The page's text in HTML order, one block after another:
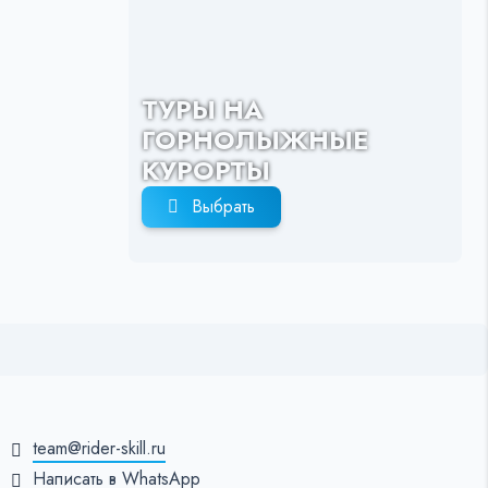
ТУРЫ НА
ГОРНОЛЫЖНЫЕ
КУРОРТЫ
Выбрать
team@rider-skill.ru
Написать в WhatsApp